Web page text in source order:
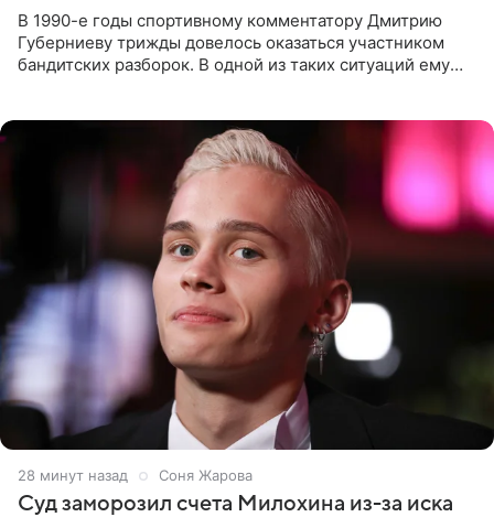
В 1990-е годы спортивному комментатору Дмитрию
Губерниеву трижды довелось оказаться участником
бандитских разборок. В одной из таких ситуаций ему
28 минут назад Соня Жарова
Суд заморозил счета Милохина из-за иска